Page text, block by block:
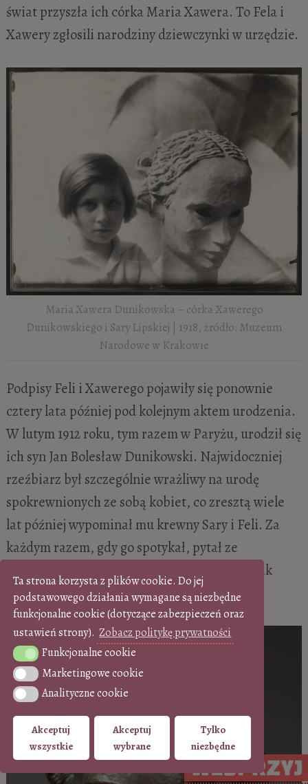
Ta strona korzysta z plików cookie. Do jej
podstawowego działania wymagane są niezbędne
funkcjonalne cookie (dotyczące zabezpieczeń oraz
ustawień strony). Zobacz politykę prywatności
Funkcjonalne cookie
Funkcjonalne cookie
Marketingowe cookie
Marketingowe cookie
Analityczne cookie
Analityczne cookie
Akceptuj
wszystkie
Akceptuj
wybrane
Tylko
niezbędne
świat przyszła ich córka Maria Xawera. To Fela i
Xawery zgłosili narodziny dziewczynki w urzędzie.
Maria Xawera Dunikowska – córka Xawerego
Dunikowskiego i Sary Lipskiej | 1918, źródło: Muzeum
Narodowe w Krakowie
Podpisy Feli i Xawerego pojawiły się ponownie
cztery lata później pod kolejnym aktem urodzenia.
W lutym 1912 roku, tym razem w Paryżu, urodził się
ich syn Jan Bolesław Dunikowski. Najwidoczniej
rzeźbiarz był szczególnie wrażliwy na urodę
spokrewnionych ze sobą kobiet, co zresztą wiele
lat później wypominał mu krewny Sary i Feli. Za
każdym razem, gdy go spotykał, pytał ze
śmiechem: „Panie Dunikowski, coś się pan tak
uwziął na moją rodzinę?”.